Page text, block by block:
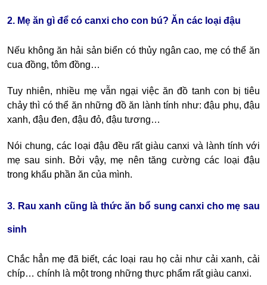
2. Mẹ ăn gì để có canxi cho con bú? Ăn các loại đậu
Nếu không ăn hải sản biển có thủy ngân cao, mẹ có thể ăn
cua đồng, tôm đồng…
Tuy nhiên, nhiều mẹ vẫn ngại việc ăn đồ tanh con bị tiêu
chảy thì có thể ăn những đồ ăn lành tính như: đậu phụ, đậu
xanh, đậu đen, đậu đỏ, đậu tương…
Nói chung, các loại đậu đều rất giàu canxi và lành tính với
mẹ sau sinh. Bởi vậy, mẹ nên tăng cường các loại đậu
trong khẩu phần ăn của mình.
3. Rau xanh cũng là thức ăn bổ sung canxi cho mẹ sau
sinh
Chắc hẳn mẹ đã biết, các loại rau họ cải như cải xanh, cải
chíp… chính là một trong những thực phẩm rất giàu canxi.